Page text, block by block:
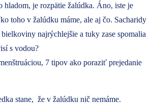
hladom, je rozpätie žalúdka. Áno, iste je
toho v žalúdku máme, ale aj čo. Sacharidy
bielkoviny najrýchlejšie a tuky zase spomalia
s vodou?
stane, že v žalúdku nič nemáme.